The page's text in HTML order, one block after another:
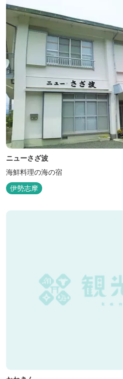
ニューさざ波
海鮮料理の海の宿
伊勢志摩